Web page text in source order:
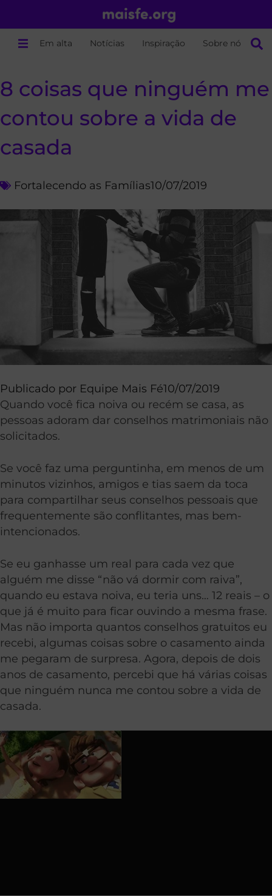
Em alta Notícias Inspiração Sobre nós
8 coisas que ninguém me
contou sobre a vida de
casada
Fortalecendo as Famílias10/07/2019
Publicado por Equipe Mais Fé10/07/2019
Quando você fica noiva ou recém se casa, as
pessoas adoram dar conselhos matrimoniais não
solicitados.
Se você faz uma perguntinha, em menos de um
minutos vizinhos, amigos e tias saem da toca
para compartilhar seus conselhos pessoais que
frequentemente são conflitantes, mas bem-
intencionados.
Se eu ganhasse um real para cada vez que
alguém me disse “não vá dormir com raiva”,
quando eu estava noiva, eu teria uns… 12 reais – o
que já é muito para ficar ouvindo a mesma frase.
Mas não importa quantos conselhos gratuitos eu
recebi, algumas coisas sobre o casamento ainda
me pegaram de surpresa. Agora, depois de dois
anos de casamento, percebi que há várias coisas
que ninguém nunca me contou sobre a vida de
casada.